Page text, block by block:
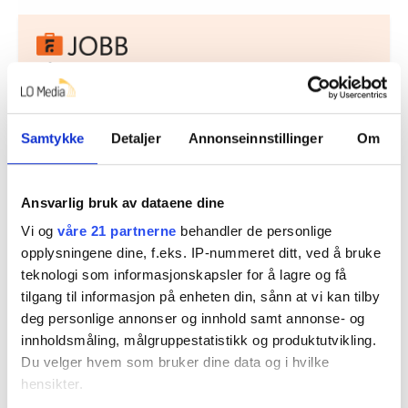
Samtykke Detaljer Annonseinnstillinger Om
Ansvarlig bruk av dataene dine
Vi og våre 21 partnerne behandler de personlige
opplysningene dine, f.eks. IP-nummeret ditt, ved å bruke
teknologi som informasjonskapsler for å lagre og få
tilgang til informasjon på enheten din, sånn at vi kan tilby
deg personlige annonser og innhold samt annonse- og
innholdsmåling, målgruppestatistikk og produktutvikling.
Du velger hvem som bruker dine data og i hvilke
hensikter.
Nå:
Regionleder Region Indre Øst
Fellesforbundet
Moelv